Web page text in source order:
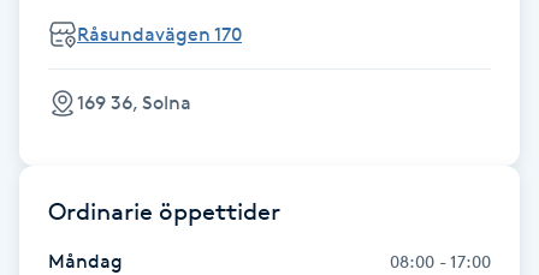
Huduppstramning
Hyaluronsyra
Råsundavägen 170
169 36, Solna
Ordinarie öppettider
Måndag 08:00 - 17:00